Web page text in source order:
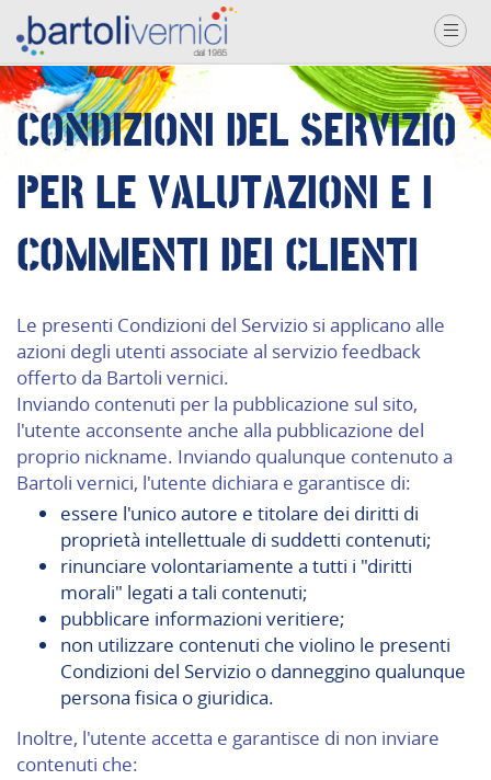
CONDIZIONI DEL SERVIZIO
PER LE VALUTAZIONI E I
COMMENTI DEI CLIENTI
Le presenti Condizioni del Servizio si applicano alle
azioni degli utenti associate al servizio feedback
offerto da Bartoli vernici.
Inviando contenuti per la pubblicazione sul sito,
l'utente acconsente anche alla pubblicazione del
proprio nickname. Inviando qualunque contenuto a
Bartoli vernici, l'utente dichiara e garantisce di:
essere l'unico autore e titolare dei diritti di
proprietà intellettuale di suddetti contenuti;
rinunciare volontariamente a tutti i "diritti
morali" legati a tali contenuti;
pubblicare informazioni veritiere;
non utilizzare contenuti che violino le presenti
Condizioni del Servizio o danneggino qualunque
persona fisica o giuridica.
Inoltre, l'utente accetta e garantisce di non inviare
contenuti che: